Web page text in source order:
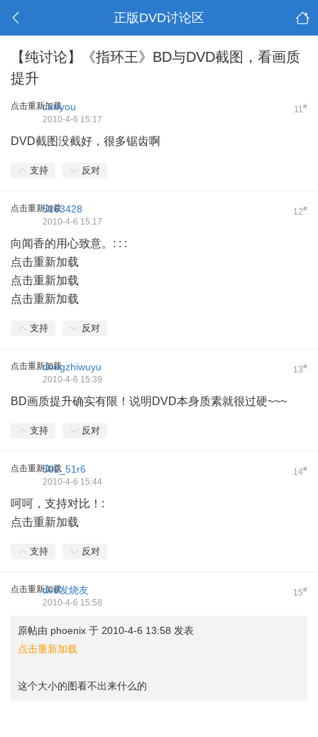
正版DVD讨论区
【纯讨论】《指环王》BD与DVD截图，看画质
提升
点击重新加载 11#
carfyou
2010-4-6 15:17
DVD截图没截好，很多锯齿啊
支持 反对
点击重新加载 12#
5163428
2010-4-6 15:17
向闻香的用心致意。 : : :
点击重新加载
点击重新加载
点击重新加载
支持 反对
点击重新加载 13#
dongzhiwuyu
2010-4-6 15:39
BD画质提升确实有限！说明DVD本身质素就很过硬~~~
支持 反对
点击重新加载 14#
502_51r6
2010-4-6 15:44
呵呵，支持对比！ :
点击重新加载
支持 反对
点击重新加载 15#
dvd发烧友
2010-4-6 15:58
原帖由 phoenix 于 2010-4-6 13:58 发表
点击重新加载
这个大小的图看不出来什么的